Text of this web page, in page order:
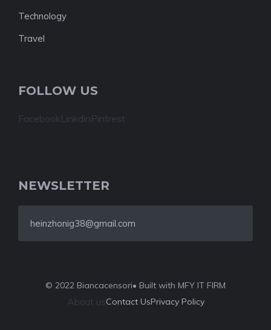
Technology
Travel
FOLLOW US
FacebookLinkdinPintrest
NEWSLETTER
heinzhonig38@gmail.com
© 2022 Biancacensori• Built with MFY IT FIRM
About usContact UsPrivacy Policy